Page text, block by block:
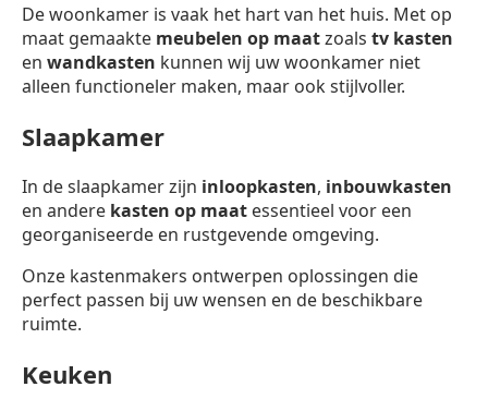
De woonkamer is vaak het hart van het huis. Met op
maat gemaakte meubelen op maatzoals tv kasten
en wandkasten kunnen wij uw woonkamer niet
alleen functioneler maken, maar ook stijlvoller.
Slaapkamer
In de slaapkamer zijn inloopkasten, inbouwkasten
en andere kasten op maat essentieel voor een
georganiseerde en rustgevende omgeving.
Onze kastenmakers ontwerpen oplossingen die
perfect passen bij uw wensen en de beschikbare
ruimte.
Keuken